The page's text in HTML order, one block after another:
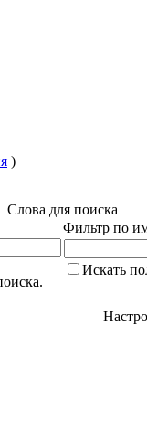
)
Слова для поиска
Фильтр по
Искать